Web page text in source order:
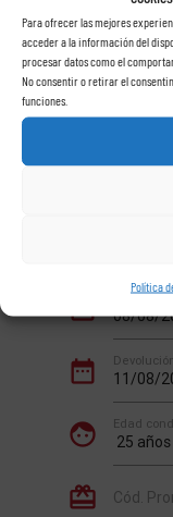
Para ofrecer las mejores
acceder a la información del
procesar datos como el
No consentir o retirar el
funciones.
Política
Rent